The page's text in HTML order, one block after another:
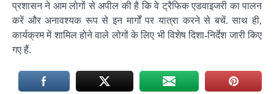
प्रशासन ने आम लोगों से अपील की है कि वे ट्रैफिक एडवाइजरी का पालन
करें और अनावश्यक रूप से इन मार्गों पर यात्रा करने से बचें. साथ ही,
कार्यक्रम में शामिल होने वाले लोगों के लिए भी विशेष दिशा-निर्देश जारी किए
गए हैं.